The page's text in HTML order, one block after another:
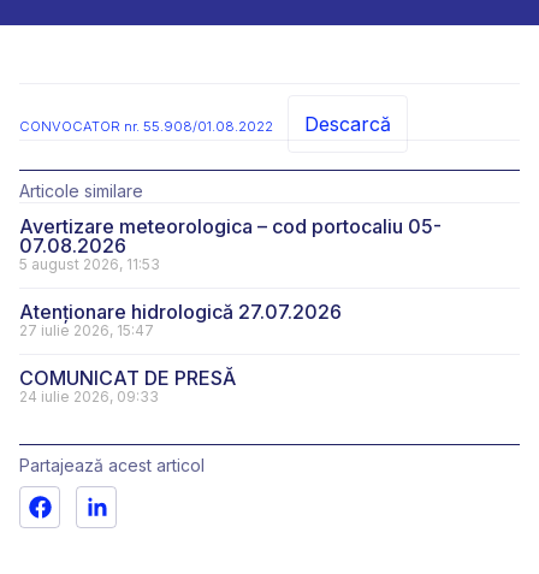
CONVOCATOR nr. 55.908/01.08.2022 Descarcă
Articole similare
Avertizare meteorologica – cod portocaliu 05-
07.08.2026
5 august 2026, 11:53
Atenționare hidrologică 27.07.2026
27 iulie 2026, 15:47
COMUNICAT DE PRESĂ
24 iulie 2026, 09:33
Partajează acest articol